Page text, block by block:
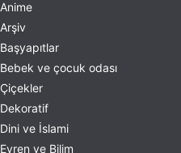
Anime
Arşiv
Başyapıtlar
Bebek ve çocuk odası
Çiçekler
Dekoratif
Dini ve İslami
Evren ve Bilim